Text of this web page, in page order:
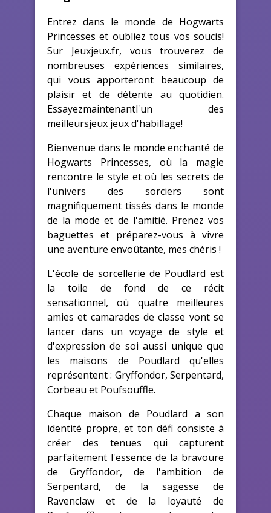
Entrez dans le monde de Hogwarts
Princesses et oubliez tous vos soucis!
Sur Jeuxjeux.fr, vous trouverez de
nombreuses expériences similaires,
qui vous apporteront beaucoup de
plaisir et de détente au quotidien.
Essayezmaintenantl'un des
meilleursjeux jeux d'habillage!
Bienvenue dans le monde enchanté de
Hogwarts Princesses, où la magie
rencontre le style et où les secrets de
l'univers des sorciers sont
magnifiquement tissés dans le monde
de la mode et de l'amitié. Prenez vos
baguettes et préparez-vous à vivre
une aventure envoûtante, mes chéris !
L'école de sorcellerie de Poudlard est
la toile de fond de ce récit
sensationnel, où quatre meilleures
amies et camarades de classe vont se
lancer dans un voyage de style et
d'expression de soi aussi unique que
les maisons de Poudlard qu'elles
représentent : Gryffondor, Serpentard,
Corbeau et Poufsouffle.
Chaque maison de Poudlard a son
identité propre, et ton défi consiste à
créer des tenues qui capturent
parfaitement l'essence de la bravoure
de Gryffondor, de l'ambition de
Serpentard, de la sagesse de
Ravenclaw et de la loyauté de